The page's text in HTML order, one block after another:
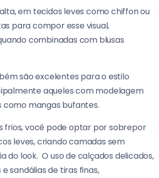
em tecidos leves como chiffon ou
para compor esse visual,
combinadas com blusas
são excelentes para o estilo
aqueles com modelagem
como mangas bufantes.
frios, você pode optar por sobrepor
leves, criando camadas sem
do look. O uso de calçados delicados,
sandálias de tiras finas,